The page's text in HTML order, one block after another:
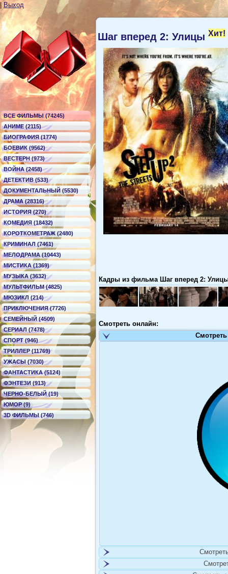
Выход
ВСЕ ФИЛЬМЫ (74245)
АНИМЕ (2115)
БИОГРАФИЯ (1774)
БОЕВИК (9562)
ВЕСТЕРН (973)
ВОЙНА (2458)
ДЕТЕКТИВ (533)
ДОКУМЕНТАЛЬНЫЙ (5530)
ДРАМА (28316)
ИСТОРИЯ (270)
КОМЕДИЯ (18432)
КОРОТКОМЕТРАЖ (2480)
КРИМИНАЛ (7461)
МЕЛОДРАМА (10443)
МИСТИКА (1369)
МУЗЫКА (3632)
МУЛЬТФИЛЬМ (4825)
МЮЗИКЛ (214)
ПРИКЛЮЧЕНИЯ (7726)
СЕМЕЙНЫЙ (4509)
СЕРИАЛ (7478)
СПОРТ (946)
ТРИЛЛЕР (11769)
УЖАСЫ (7030)
ФАНТАСТИКА (5124)
ФЭНТЕЗИ (913)
ЧЕРНО-БЕЛЫЙ (19)
ЮМОР (9)
3D ФИЛЬМЫ (746)
Шаг вперед 2: Улицы Хит!
Кадры из фильма Шаг вперед 2:
Смотреть онлайн: